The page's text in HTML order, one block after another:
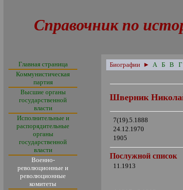
Справочник по
Главная страница
Коммунистическая
партия
Высшие органы
государственной
власти
Исполнительные и
распорядительные
органы
государственной
власти
Военно-
революционные и
революционные
комитеты
Биографии ► А Б В Г
Шверник
7(19).5.1888
24.12.1970
1905
Послужной список
11.1913